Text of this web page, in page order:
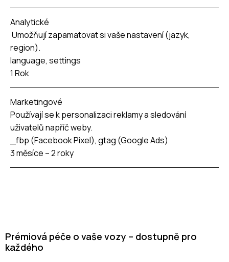
Analytické
Umožňují zapamatovat si vaše nastavení (jazyk,
region).
language, settings
1 Rok
Marketingové
Používají se k personalizaci reklamy a sledování
uživatelů napříč weby.
_fbp (Facebook Pixel), gtag (Google Ads)
3 měsíce – 2 roky
Prémiová péče o vaše vozy – dostupně pro
každého